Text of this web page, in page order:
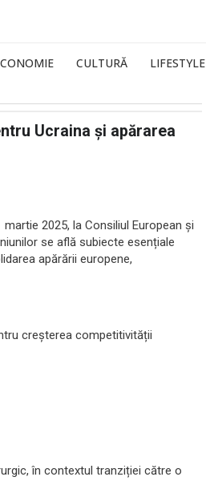
CULTURĂ LIFESTYLE
Ucraina și apărarea
2025, la Consiliul European și
se află subiecte esențiale
apărării europene,
creșterea competitivității
în contextul tranziției către o